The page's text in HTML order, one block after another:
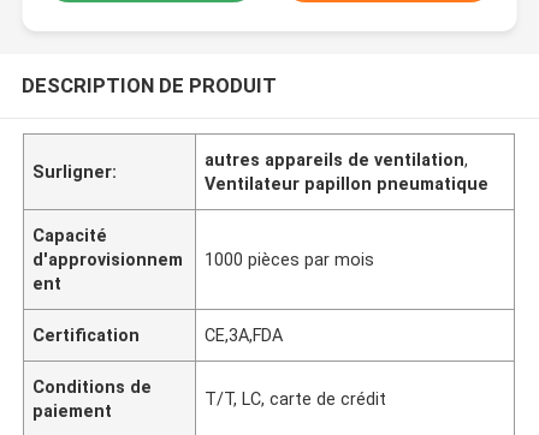
DESCRIPTION DE PRODUIT
Surligner:
autres appareils de ventilation,
Ventilateur papillon pneumatique
Capacité
d'approvisionnem
ent
1000 pièces par mois
Certification CE,3A,FDA
Conditions de
paiement
T/T, LC, carte de crédit